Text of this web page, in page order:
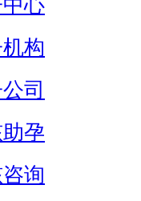
心
构
司
孕
询